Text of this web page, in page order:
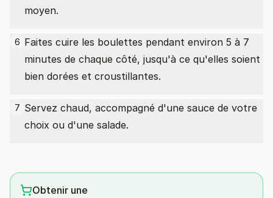
moyen.
6 Faites cuire les boulettes pendant environ 5 à 7
minutes de chaque côté, jusqu'à ce qu'elles soient
bien dorées et croustillantes.
7 Servez chaud, accompagné d'une sauce de votre
choix ou d'une salade.
Obtenir une